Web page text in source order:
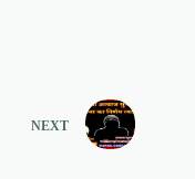
NEXT